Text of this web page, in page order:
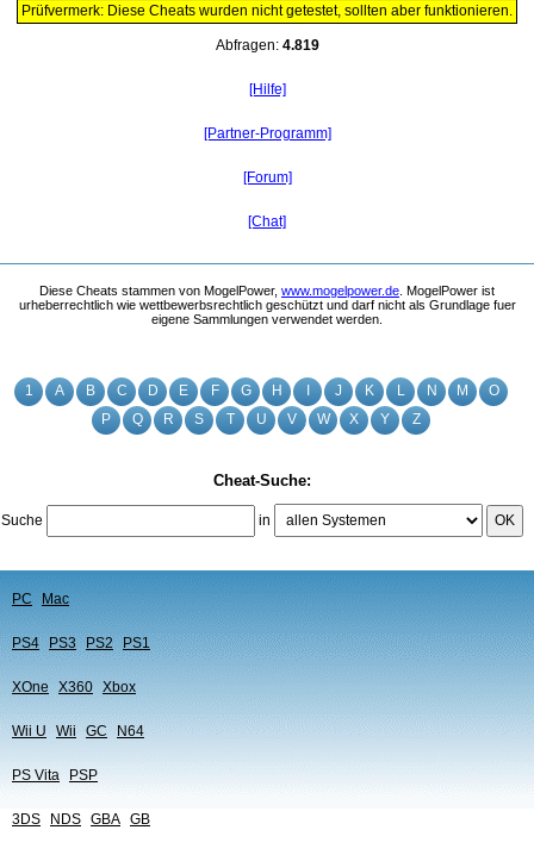
1 A B C D E F G H J K L N M
O
P
Q R S T U V W X Y Z
Cheat-Suche:
Suche in OK
PC Mac
PS4 PS3 PS2 PS1
XOne X360 Xbox
Wii U Wii GC N64
PS Vita PSP
3DS NDS GBA GB
Prüfvermerk: Diese Cheats wurden nicht getestet, sollten aber funktionieren.
Abfragen: 4.819
[Hilfe]
[Partner-Programm]
[Forum]
[Chat]
Diese Cheats stammen von MogelPower, www.mogelpower.de . MogelPower ist
urheberrechtlich wie wettbewerbsrechtlich geschützt und darf nicht als Grundlage fuer
eigene Sammlungen verwendet werden.